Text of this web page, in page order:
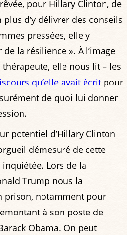
pour Hillary Clinton, de
d’y délivrer des conseils
pressées, elle y
la résilience ». À l’image
thérapeute, elle nous lit – les
qu’elle avait écrit pour
de quoi lui donner
potentiel d’Hillary Clinton
démesuré de cette
Lors de la
Trump nous la
prison, notamment pour
à son poste de
Obama. On peut